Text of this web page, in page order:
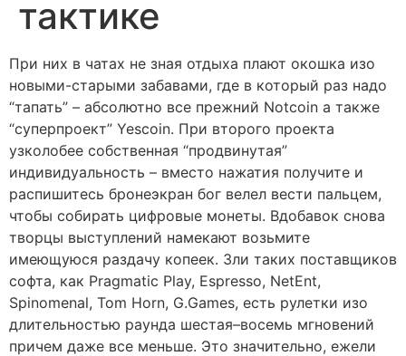
тактике
При них в чатах не зная отдыха плают окошка изо
новыми-старыми забавами, где в который раз надо
“тапать” – абсолютно все прежний Notcoin а также
“суперпроект” Yescoin. При второго проекта
узколобее собственная “продвинутая”
индивидуальность – вместо нажатия получите и
распишитесь бронеэкран бог велел вести пальцем,
чтобы собирать цифровые монеты. Вдобавок снова
творцы выступлений намекают возьмите
имеющуюся раздачу копеек. Зли таких поставщиков
софта, как Pragmatic Play, Espresso, NetEnt,
Spinomenal, Tom Horn, G.Games, есть рулетки изо
длительностью раунда шестая–восемь мгновений
причем даже все меньше. Это значительно, ежели